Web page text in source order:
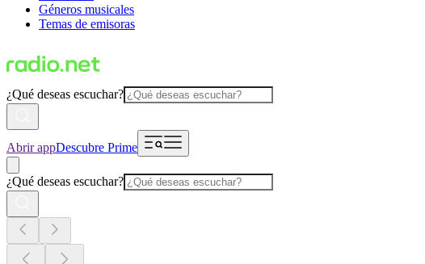
Géneros musicales
Temas de emisoras
¿Qué deseas escuchar?
Abrir appDescubre Prime
¿Qué deseas escuchar?